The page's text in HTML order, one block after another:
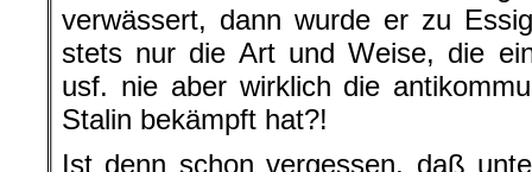
verwässert, dann wurde er zu
stets nur die Art und Weise, die
usf. nie aber wirklich die
Stalin bekämpft hat?!
Ist denn schon vergessen, daß